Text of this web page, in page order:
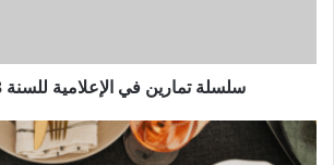
سلسلة تمارين في الإعلامية للسنة 8 أساسي
مأكولات
لفترة